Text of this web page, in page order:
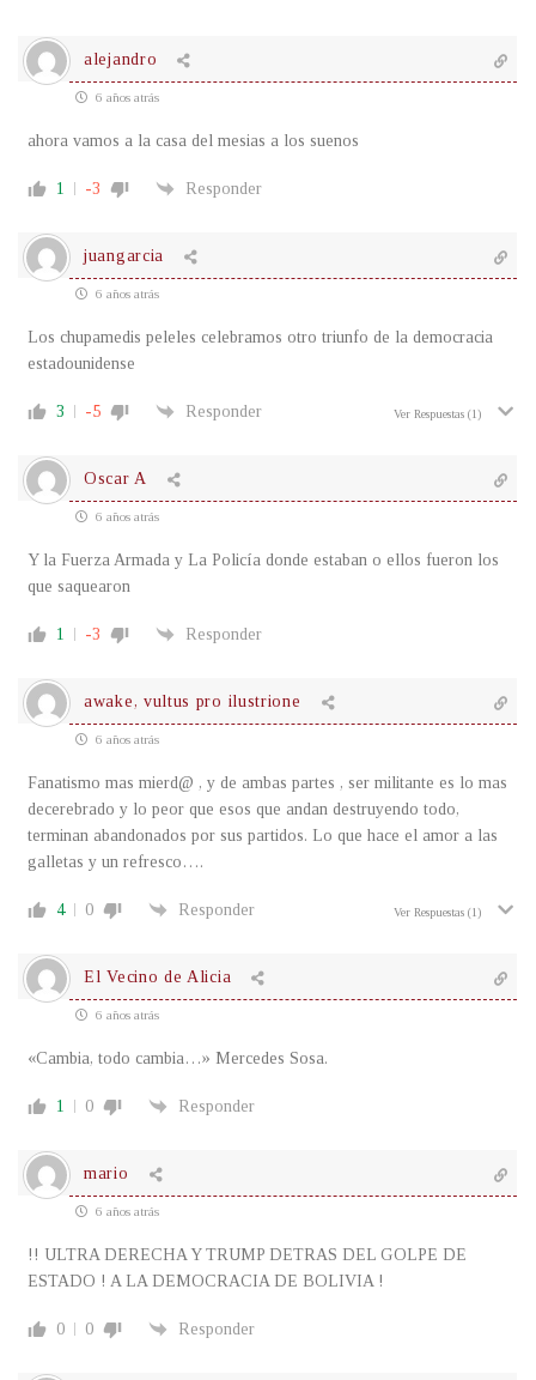
alejandro
6 años atrás
ahora vamos a la casa del mesias a los suenos
1 -3 Responder
juangarcia
6 años atrás
Los chupamedis peleles celebramos otro triunfo de la democracia
estadounidense
3 -5 Responder Ver Respuestas (1)
Oscar A
6 años atrás
Y la Fuerza Armada y La Policía donde estaban o ellos fueron los
que saquearon
1 -3 Responder
awake, vultus pro ilustrione
6 años atrás
Fanatismo mas mierd@ , y de ambas partes , ser militante es lo mas
decerebrado y lo peor que esos que andan destruyendo todo,
terminan abandonados por sus partidos. Lo que hace el amor a las
galletas y un refresco….
4 0 Responder Ver Respuestas (1)
El Vecino de Alicia
6 años atrás
«Cambia, todo cambia…» Mercedes Sosa.
1 0 Responder
mario
6 años atrás
!! ULTRA DERECHA Y TRUMP DETRAS DEL GOLPE DE
ESTADO ! A LA DEMOCRACIA DE BOLIVIA !
0 0 Responder